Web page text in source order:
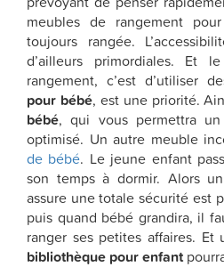
meubles de rangement
toujours rangée.
d’ailleurs primordiales. Et
rangement, c’est d’utiliser
pour bébé, est une priorité.
bébé, qui vous permettra
optimisé. Un autre meuble
de bébé. Le jeune enfant
son temps à dormir. Alors
assure une totale sécurité est
puis quand bébé grandira, il
ranger ses petites affaires. Et
bibliothèque pour enfant